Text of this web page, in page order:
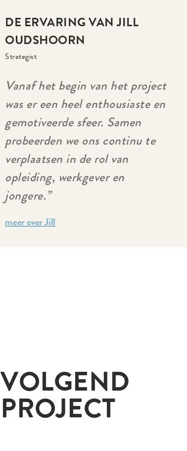
DE ERVARING VAN JILL
OUDSHOORN
Strategist
Vanaf het begin van het project
was er een heel enthousiaste en
gemotiveerde sfeer. Samen
probeerden we ons continu te
verplaatsen in de rol van
opleiding, werkgever en
jongere.”
meer over Jill
VOLGEND
PROJECT